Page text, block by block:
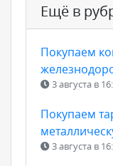
Ещё в
Покупаем
3 августа в
Покупаем
3 августа в